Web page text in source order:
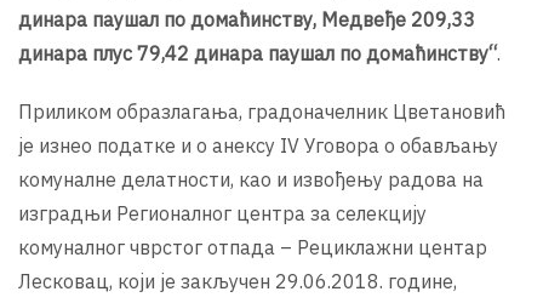
динара паушал по домаћинству, Медвеђе 209,33
динара плус 79,42 динара паушал по домаћинству“.
Приликом образлагања, градоначелник Цветановић
је изнео податке и о анексу IV Уговорa о обављању
комуналне делатности, као и извођењу радова на
изградњи Регионалног центра за селекцију
комуналног чврстог отпада – Рециклажни центар
Лесковац, који је закључен 29.06.2018. године,